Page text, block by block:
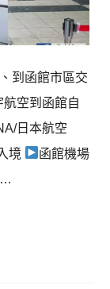
到函館市區交
空到函館自
日本航空
境
函館機場
…